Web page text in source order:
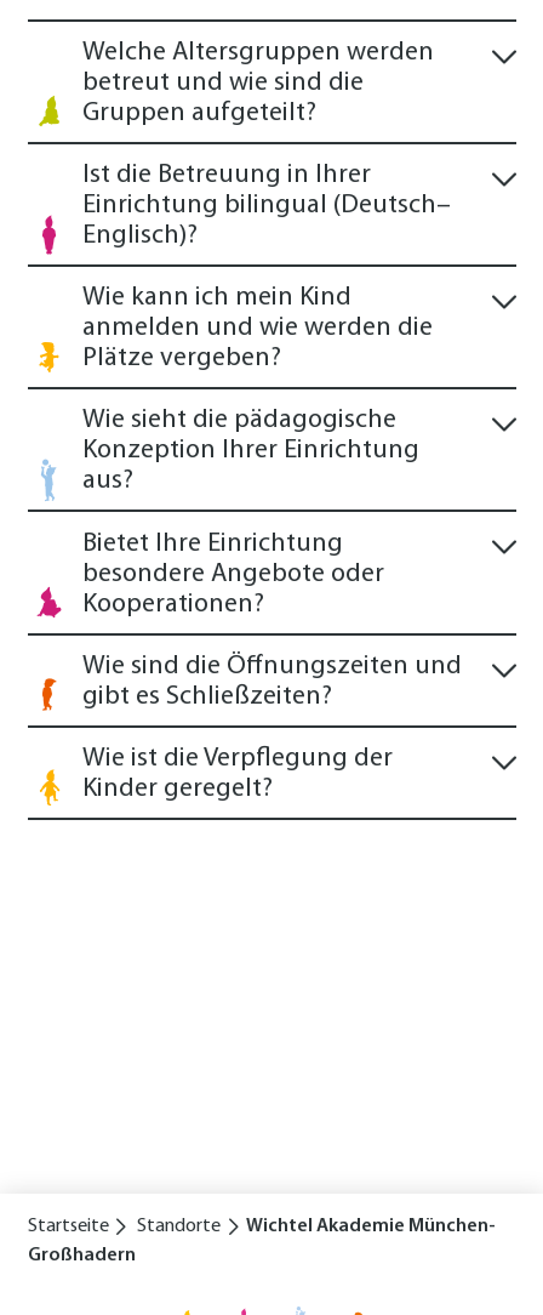
Welche Altersgruppen werden
betreut und wie sind die
Gruppen aufgeteilt?
Ist die Betreuung in Ihrer
Einrichtung bilingual (Deutsch–
Englisch)?
Wie kann ich mein Kind
anmelden und wie werden die
Plätze vergeben?
Wie sieht die pädagogische
Konzeption Ihrer Einrichtung
aus?
Bietet Ihre Einrichtung
besondere Angebote oder
Kooperationen?
Wie sind die Öffnungszeiten und
gibt es Schließzeiten?
Wie ist die Verpflegung der
Kinder geregelt?
Startseite Standorte
Wichtel Akademie München-
Großhadern